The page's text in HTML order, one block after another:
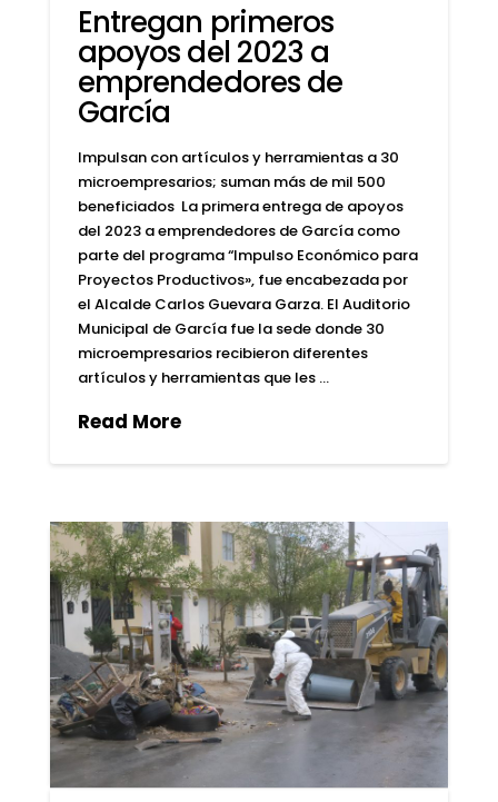
Entregan primeros
apoyos del 2023 a
emprendedores de
García
Impulsan con artículos y herramientas a 30
microempresarios; suman más de mil 500
beneficiados La primera entrega de apoyos
del 2023 a emprendedores de García como
parte del programa “Impulso Económico para
Proyectos Productivos», fue encabezada por
el Alcalde Carlos Guevara Garza. El Auditorio
Municipal de García fue la sede donde 30
microempresarios recibieron diferentes
artículos y herramientas que les …
Read More